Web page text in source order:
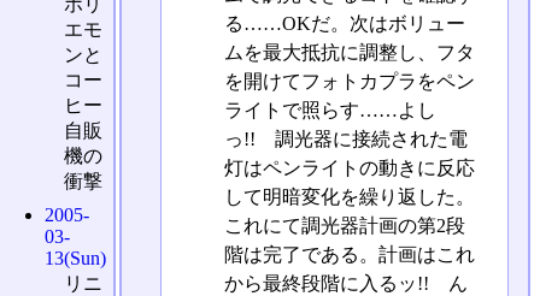
る……OKだ。次はボリュー
ムを最大抵抗に調整し、フタ
を開けてフォトカプラをペン
ライトで照らす……よし
っ!! 調光器に接続された電
灯はペンライトの動きに反応
して明暗変化を繰り返した。
これにて調光器計画の第2段
階は完了である。計画はこれ
から最終段階に入るッ!! ん
ホリ
エモ
ンと
コー
ヒー
自販
機の
衝撃
2005-
03-
13(Sun)
リニ